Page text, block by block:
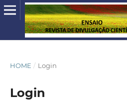
HOME / Login
Login